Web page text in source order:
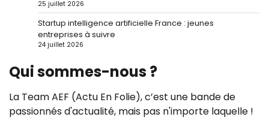
25 juillet 2026
Startup intelligence artificielle France : jeunes
entreprises à suivre
24 juillet 2026
Qui sommes-nous ?
La Team AEF (Actu En Folie), c’est une bande de
passionnés d'actualité, mais pas n'importe laquelle !